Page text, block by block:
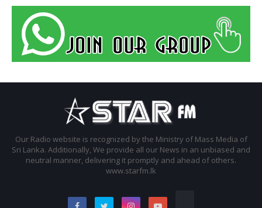
Our Radio website is recognized by the Ministry of Mass Media of
Sri Lanka. Additionally, We provide all our News in an unbiased and
neutral manner, delivering it promptly and ahead of others.
www.starfm.lk